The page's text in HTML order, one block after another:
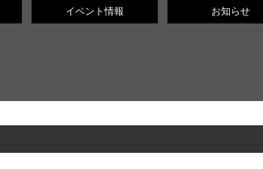
イベント情報 お知らせ